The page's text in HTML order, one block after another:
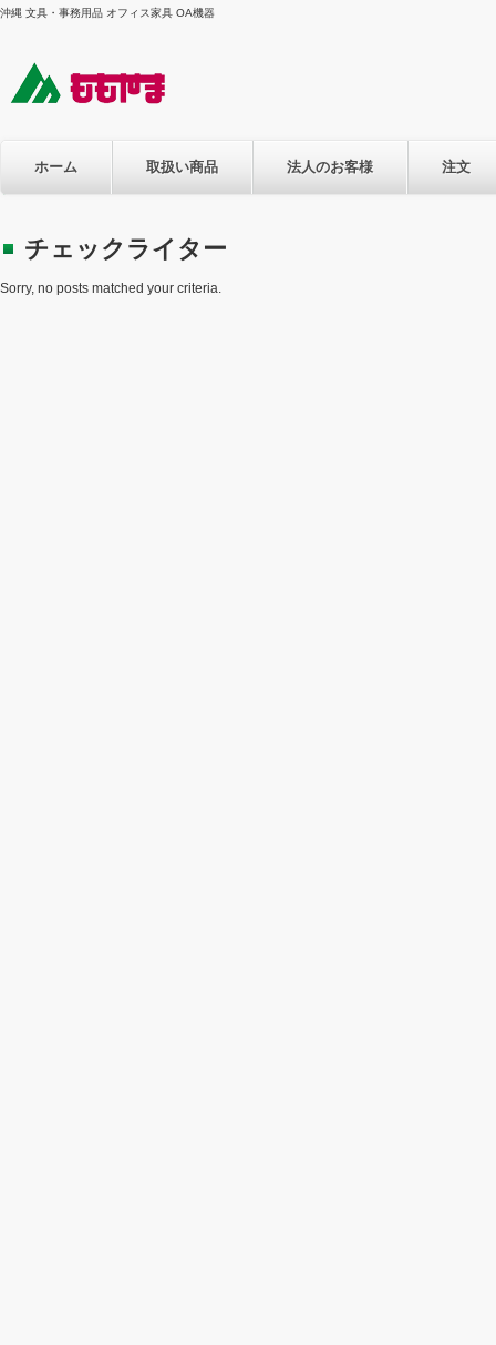
沖縄 文具・事務用品 オフィス家具 OA機器
ホーム 取扱い商品 法人のお客様 注文
チェックライター
Sorry, no posts matched your criteria.